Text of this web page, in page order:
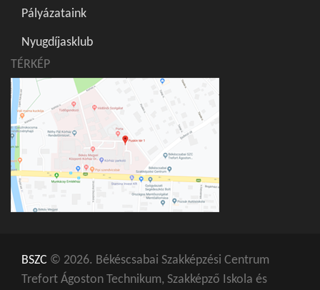
Pályázataink
Nyugdíjasklub
TÉRKÉP
BSZC © 2026. Békéscsabai Szakképzési Centrum
Trefort Ágoston Technikum, Szakképző Iskola és